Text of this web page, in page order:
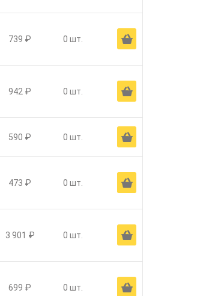
739 ₽ 0 шт. Ä
942 ₽ 0 шт. Ä
590 ₽ 0 шт. Ä
473 ₽ 0 шт. Ä
3 901 ₽ 0 шт. Ä
699 ₽ 0 шт. Ä